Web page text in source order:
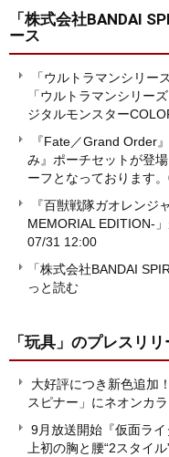
「株式会社BANDAI
ース
「ウルトラマンシリー
「ウルトラマンシリー
ジタルモンスター
『Fate／Grand Order
み』ポーチセットが登
ーフとなっております。
『百獣戦隊ガオレンジ
MEMORIAL EDITION-
07/31 12:00
「株式会社BANDAI
っと読む
「玩具」 のプレスリリ
大好評につき新色追加
スピナー」にネオンカ
9月放送開始『仮面ラ
上初の胸と腰“2スタイ